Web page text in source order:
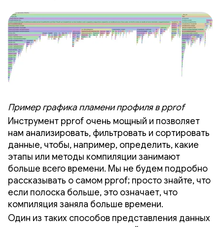
Пример графика пламени профиля в pprof
Инструмент pprof очень мощный и позволяет
нам анализировать, фильтровать и сортировать
данные, чтобы, например, определить, какие
этапы или методы компиляции занимают
больше всего времени. Мы не будем подробно
рассказывать о самом pprof; просто знайте, что
если полоска больше, это означает, что
компиляция заняла больше времени.
Один из таких способов представления данных